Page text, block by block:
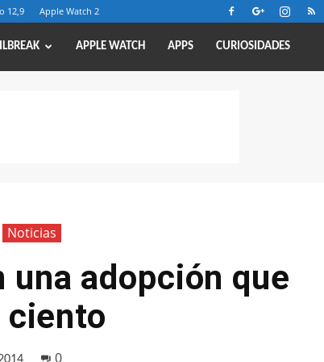
12,9 Apple Watch 2
APPLE WATCH APPS CURIOSIDADES
Noticias
una adopción que
ciento
0